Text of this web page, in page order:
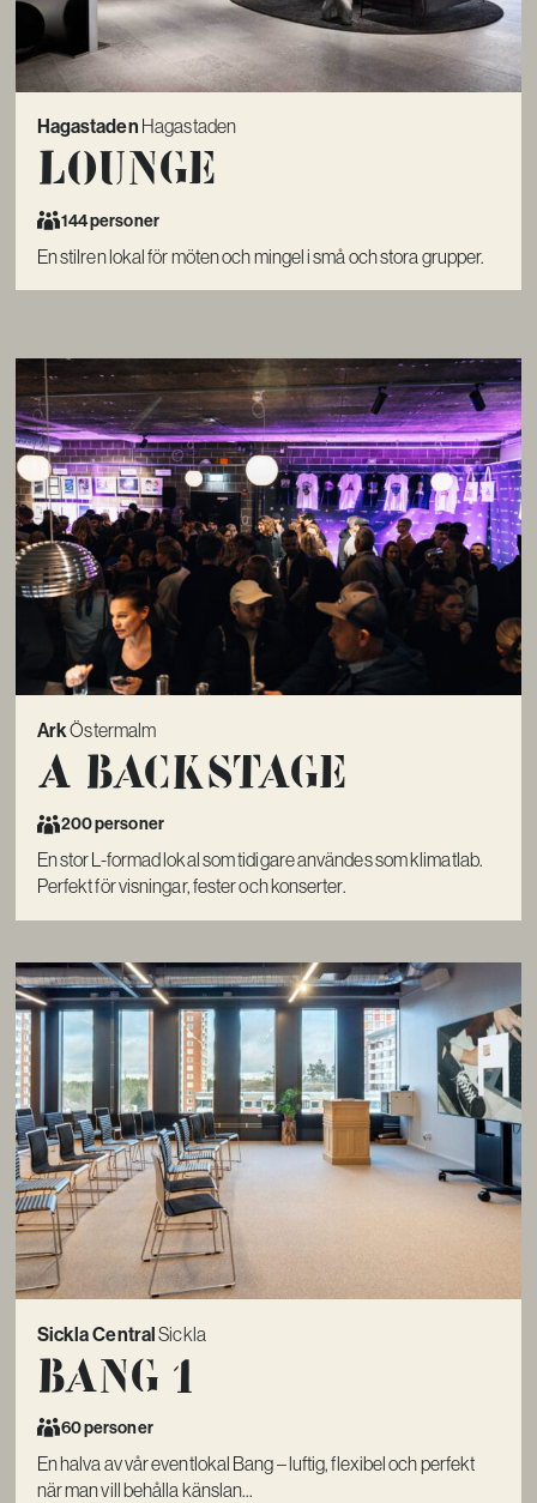
Hagastaden Hagastaden
Lounge
144 personer
En stilren lokal för möten och mingel i små och stora grupper.
ArkÖstermalm
A Backstage
200 personer
En stor L-formad lokal som tidigare användes som klimatlab.
Perfekt för visningar, fester och konserter.
Sickla CentralSickla
Bang 1
60 personer
En halva av vår eventlokal Bang – luftig, flexibel och perfekt
när man vill behålla känslan...